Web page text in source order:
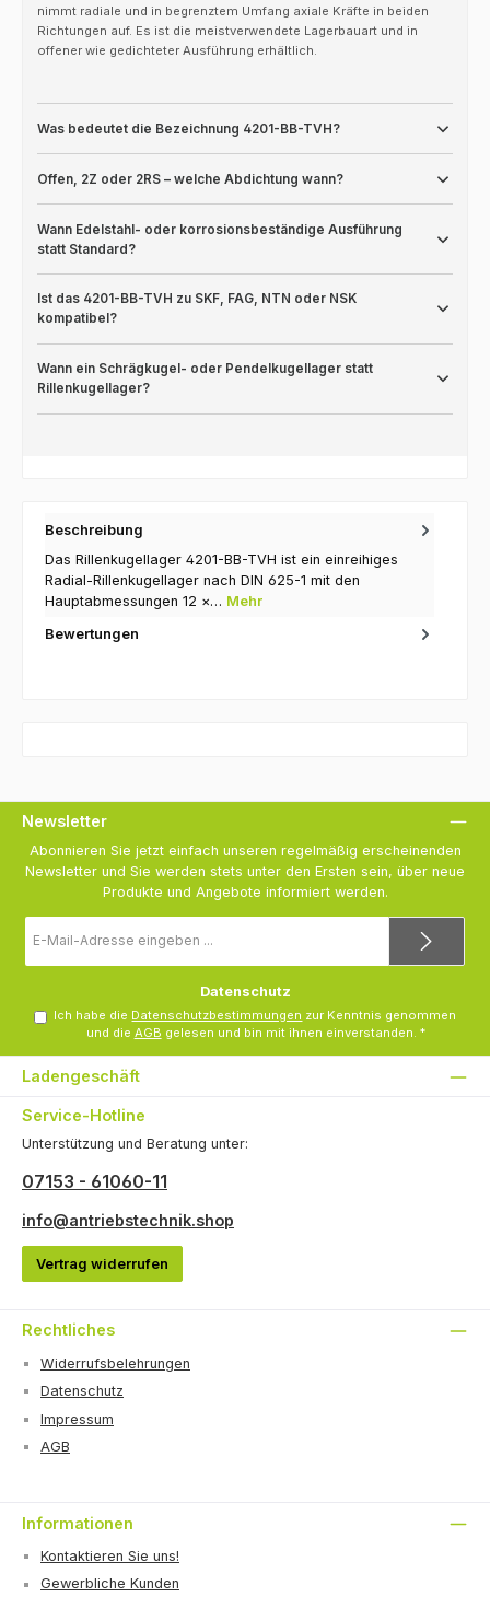
nimmt radiale und in begrenztem Umfang axiale Kräfte in beiden
Richtungen auf. Es ist die meistverwendete Lagerbauart und in
offener wie gedichteter Ausführung erhältlich.
Was bedeutet die Bezeichnung 4201-BB-TVH?
Offen, 2Z oder 2RS – welche Abdichtung wann?
Wann Edelstahl- oder korrosionsbeständige Ausführung
statt Standard?
Ist das 4201-BB-TVH zu SKF, FAG, NTN oder NSK
kompatibel?
Wann ein Schrägkugel- oder Pendelkugellager statt
Rillenkugellager?
Beschreibung
Das Rillenkugellager 4201-BB-TVH ist ein einreihiges
Radial-Rillenkugellager nach DIN 625-1 mit den
Hauptabmessungen 12 ×… Mehr
Bewertungen
Newsletter
Abonnieren Sie jetzt einfach unseren regelmäßig erscheinenden
Newsletter und Sie werden stets unter den Ersten sein, über neue
Produkte und Angebote informiert werden.
Mail-
Adresse
Datenschutz
Ich habe die Datenschutzbestimmungen zur Kenntnis genommen
und die AGB gelesen und bin mit ihnen einverstanden. *
Ladengeschäft
Service-Hotline
Unterstützung und Beratung unter:
07153 - 61060-11
info@antriebstechnik.shop
Vertrag widerrufen
Rechtliches
Widerrufsbelehrungen
Datenschutz
Impressum
AGB
Informationen
Kontaktieren Sie uns!
Gewerbliche Kunden